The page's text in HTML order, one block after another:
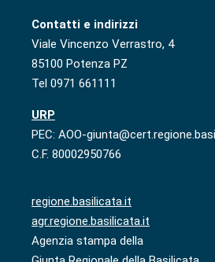
Contatti e indirizzi
Viale Vincenzo Verrastro, 4
85100 Potenza PZ
Tel 0971 661111
URP
PEC: AOO-
C.F. 80002950766
regione.basilicata.it
agr.regione.basilicata.it
Agenzia stampa della